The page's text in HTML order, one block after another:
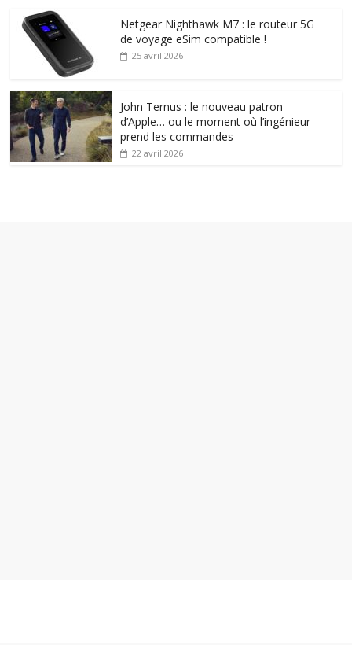
Netgear Nighthawk M7 : le routeur 5G
de voyage eSim compatible !
25 avril 2026
John Ternus : le nouveau patron
d’Apple… ou le moment où l’ingénieur
prend les commandes
22 avril 2026